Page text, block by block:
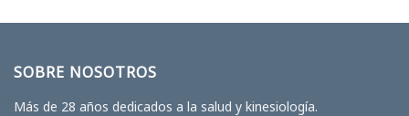
SOBRE NOSOTROS
Más de 28 años dedicados a la salud y kinesiología.